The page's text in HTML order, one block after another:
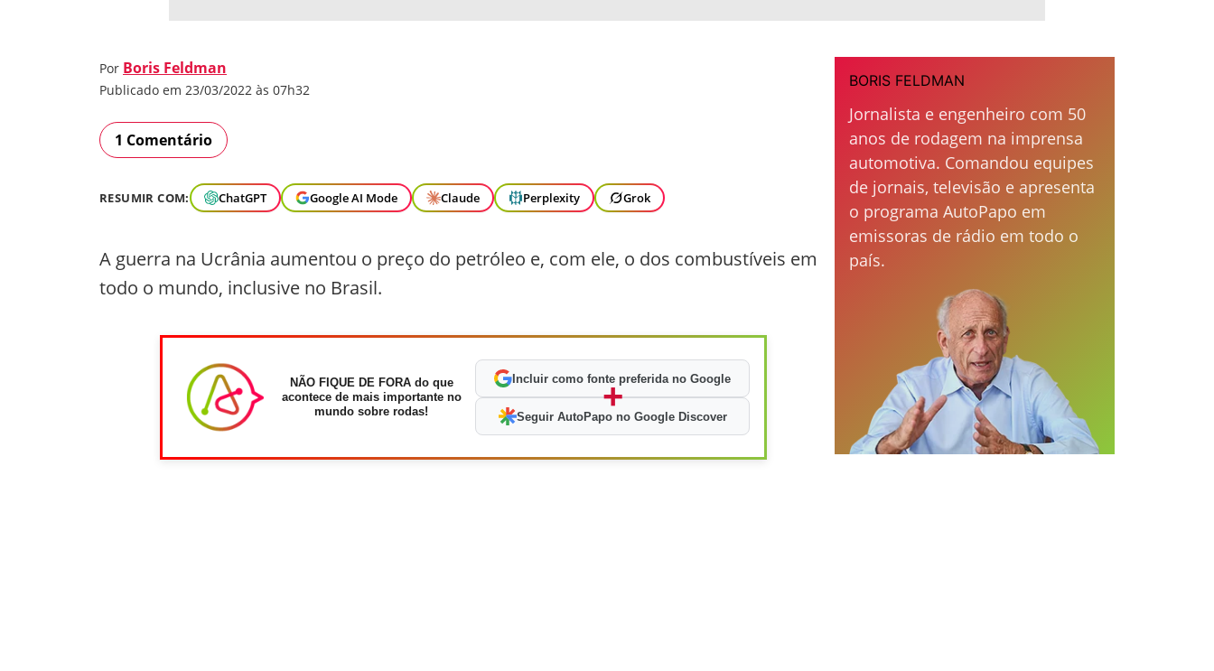
Por Boris Feldman
Publicado em 23/03/2022 às 07h32
1 Comentário
RESUMIR COM: ChatGPT Google AI Mode Claude Perplexity Grok
A guerra na Ucrânia aumentou o preço do petróleo e, com ele, o dos combustíveis em
todo o mundo, inclusive no Brasil.
NÃO FIQUE DE FORA do que
acontece de mais importante no
mundo sobre rodas!
Incluir como fonte preferida no Google
+
Seguir AutoPapo no Google Discover
BORIS FELDMAN
Jornalista e engenheiro com 50
anos de rodagem na imprensa
automotiva. Comandou equipes
de jornais, televisão e apresenta
o programa AutoPapo em
emissoras de rádio em todo o
país.